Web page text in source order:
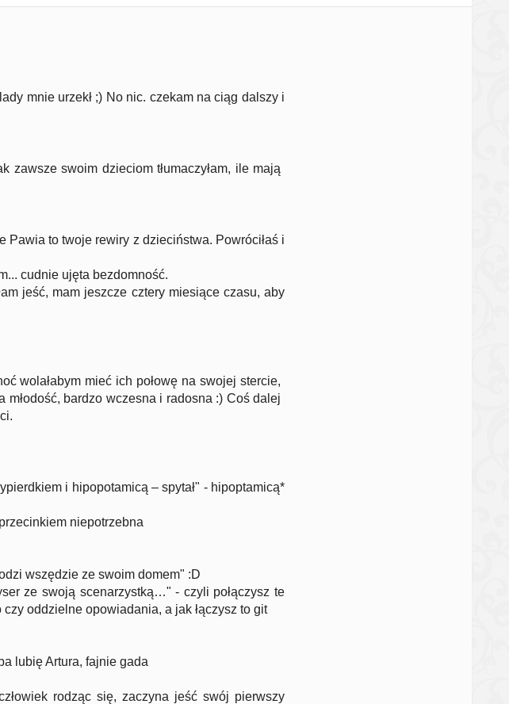
mnie urzekł ;) No nic. czekam na ciąg dalszy i
zawsze swoim dzieciom tłumaczyłam, ile mają
Pawia to twoje rewiry z dzieciństwa. Powróciłaś i
cudnie ujęta bezdomność.
jeść, mam jeszcze cztery miesiące czasu, aby
wolałabym mieć ich połowę na swojej stercie,
bardzo wczesna i radosna :) Coś dalej
i hipopotamicą – spytał" - hipoptamicą*
niepotrzebna
wszędzie ze swoim domem" :D
ze swoją scenarzystką…" - czyli połączysz te
oddzielne opowiadania, a jak łączysz to git
lubię Artura, fajnie gada
rodząc się, zaczyna jeść swój pierwszy